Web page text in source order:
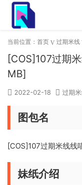
当前位置： 首页 过期米线
[COS]107过期
MB]
2022-02-18 过期
图包名
[COS]107过期米线线
妹纸介绍